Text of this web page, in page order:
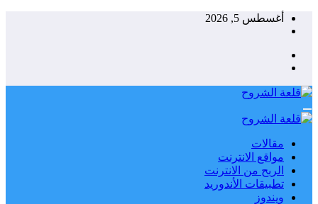
التجاوزأغسطس 5, 2026
مقالات
مواقع الانترنت
الربح من الانترنت
تطبيقات الأندوريد
ويندوز